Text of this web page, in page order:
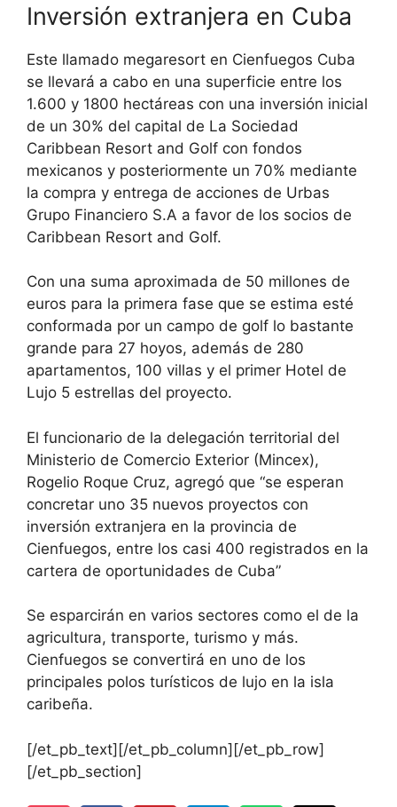
Inversión extranjera en Cuba
Este llamado megaresort en Cienfuegos Cuba
se llevará a cabo en una superficie entre los
1.600 y 1800 hectáreas con una inversión inicial
de un 30% del capital de La Sociedad
Caribbean Resort and Golf con fondos
mexicanos y posteriormente un 70% mediante
la compra y entrega de acciones de Urbas
Grupo Financiero S.A a favor de los socios de
Caribbean Resort and Golf.
Con una suma aproximada de 50 millones de
euros para la primera fase que se estima esté
conformada por un campo de golf lo bastante
grande para 27 hoyos, además de 280
apartamentos, 100 villas y el primer Hotel de
Lujo 5 estrellas del proyecto.
El funcionario de la delegación territorial del
Ministerio de Comercio Exterior (Mincex),
Rogelio Roque Cruz, agregó que “se esperan
concretar uno 35 nuevos proyectos con
inversión extranjera en la provincia de
Cienfuegos, entre los casi 400 registrados en la
cartera de oportunidades de Cuba”
Se esparcirán en varios sectores como el de la
agricultura, transporte, turismo y más.
Cienfuegos se convertirá en uno de los
principales polos turísticos de lujo en la isla
caribeña.
[/et_pb_text][/et_pb_column][/et_pb_row]
[/et_pb_section]